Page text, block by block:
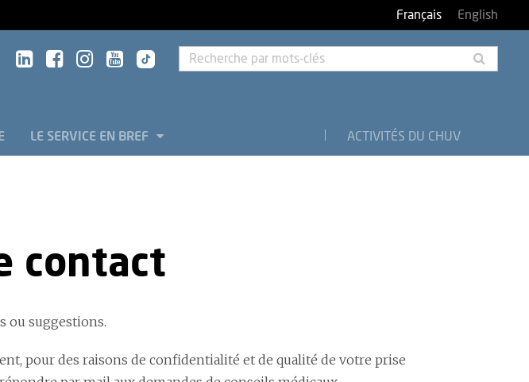
Français English
LE SERVICE EN BREF ACTIVITÉS DU CHUV
contact
ou suggestions.
pour des raisons de confidentialité et de qualité de votre prise